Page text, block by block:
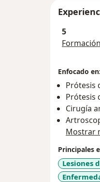
5
Formación
Enfocado en:
Prótesis
Prótesis
Cirugía
Mostrar
Principales
Lesiones